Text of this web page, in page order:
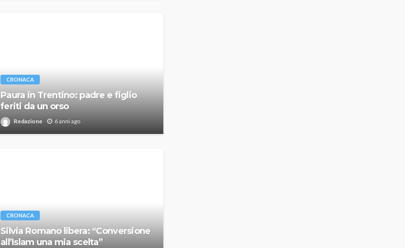
CRONACA
Paura in Trentino: padre e figlio
feriti da un orso
Redazione 6 anni ago
CRONACA
Silvia Romano libera: “Conversione
all’Islam una mia scelta”